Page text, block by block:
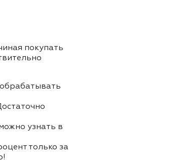
покупать
узнать в
только за